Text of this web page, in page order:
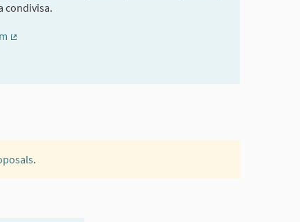
condivisa.
.